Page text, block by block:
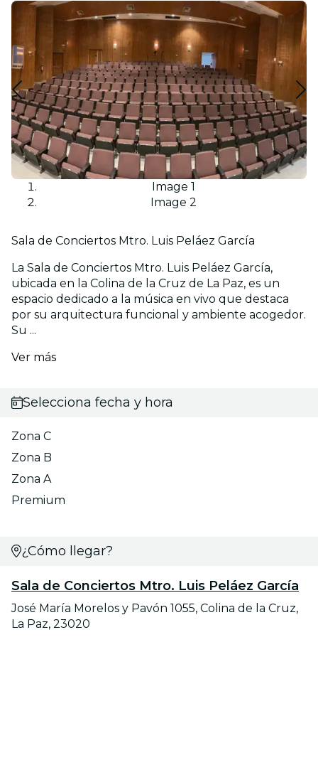
Image 1
Image 2
Sala de Conciertos Mtro. Luis Peláez García
La Sala de Conciertos Mtro. Luis Peláez García,
ubicada en la Colina de la Cruz de La Paz, es un
espacio dedicado a la música en vivo que destaca
por su arquitectura funcional y ambiente acogedor.
Su ...
Ver más
Selecciona fecha y hora
Zona C
Zona B
Zona A
Premium
¿Cómo llegar?
Sala de Conciertos Mtro. Luis Peláez García
José María Morelos y Pavón 1055, Colina de la Cruz,
La Paz, 23020